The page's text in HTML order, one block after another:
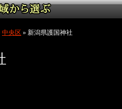
中央区 » 新潟県護国神社